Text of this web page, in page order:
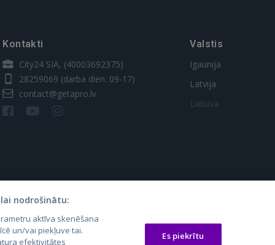
Kontakti
City24 SIA, (40003692375)
28259069 (darba dien. 09-17)
contact@getapro.lv
Valstis
Igaunija
Latvija
Lietuva
auto24.ee
KV.ee
Osta.ee
KuldneBörs.ee
nodrošinātu:
aktīva skenēšana
un/vai piekļuve tai.
efektivitātes
Es piekrītu